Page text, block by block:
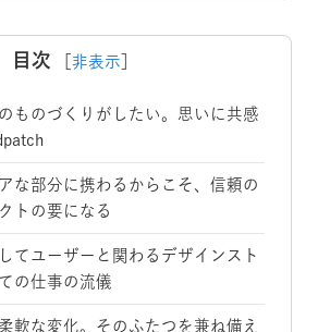
目次 非表示
ものづくりがしたい。思いに共感
な部分に携わるからこそ、信頼の
トの要になる
てユーザーと関わるデザインスト
の仕事の流儀
軟な変化。そのふたつを兼ね備え